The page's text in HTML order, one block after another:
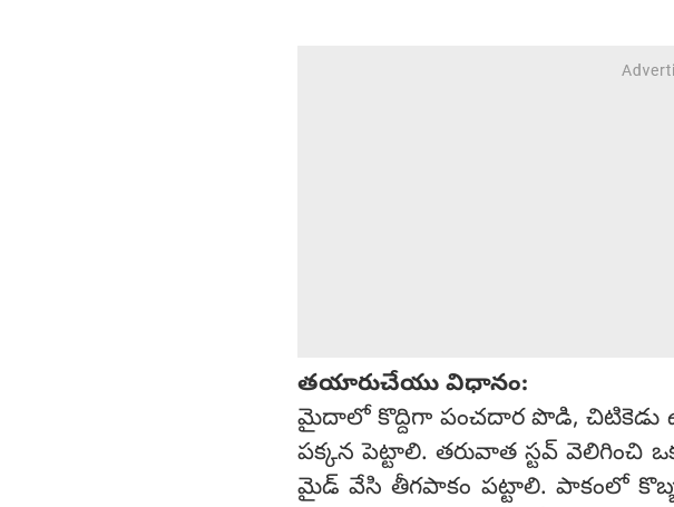
తయారుచేయు విధానం:
మైదాలో కొద్దిగా పంచదార పొడి, చిటికెడు
పక్కన పెట్టాలి. తరువాత స్టవ్ వెలిగించి
మైడ్ వేసి తీగపాకం పట్టాలి. పాకంలో